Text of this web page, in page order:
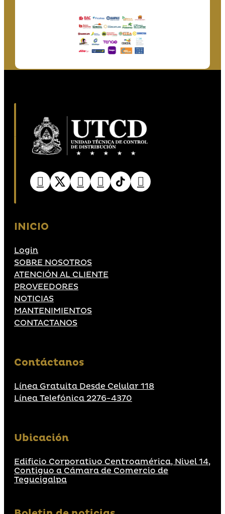
INICIO
Login
SOBRE NOSOTROS
ATENCIÓN AL CLIENTE
PROVEEDORES
NOTICIAS
MANTENIMIENTOS
CONTACTANOS
Contáctanos
Línea Gratuita Desde Celular 118
Línea Telefónica 2276-4370
Ubicación
Edificio Corporativo Centroamérica, Nivel 14,
Contiguo a Cámara de Comercio de
Tegucigalpa